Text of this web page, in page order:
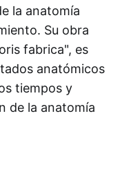
la anatomía
Su obra
fabrica", es
anatómicos
tiempos y
de la anatomía